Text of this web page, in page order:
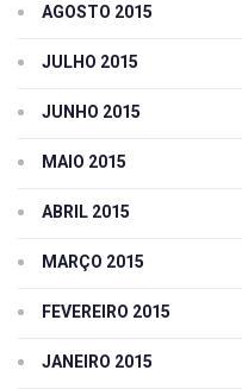
AGOSTO 2015
JULHO 2015
JUNHO 2015
MAIO 2015
ABRIL 2015
MARÇO 2015
FEVEREIRO 2015
JANEIRO 2015